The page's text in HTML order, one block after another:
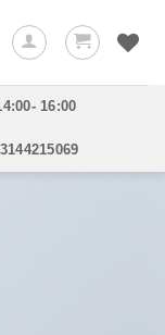
16:00